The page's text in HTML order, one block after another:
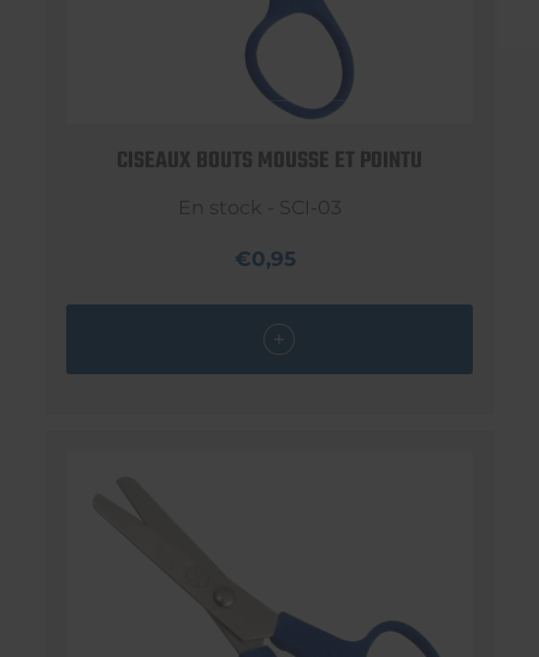
CISEAUX BOUTS MOUSSE ET POINTU
En stock - SCI-03
€0,95